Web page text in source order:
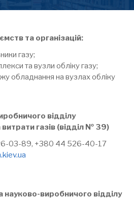
та організацій:
газу;
та вузли обліку газу;
обладнання на вузлах обліку
відділу
газів (відділ № 39)
03-89, +380 44 526-40-17
науково-виробничого відділу